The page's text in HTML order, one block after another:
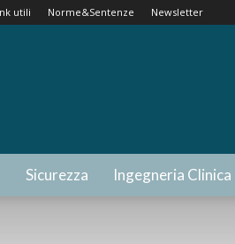
utili Norme&Sentenze Newsletter
Sicurezza Ingegneria Clinica